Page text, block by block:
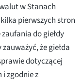
w Stanach
pierwszych stron
do giełdy
że giełda
dotyczącej
zgodnie z